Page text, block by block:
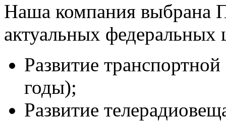
Наша компания выбрана
актуальных
Развитие
годы);
Развитие